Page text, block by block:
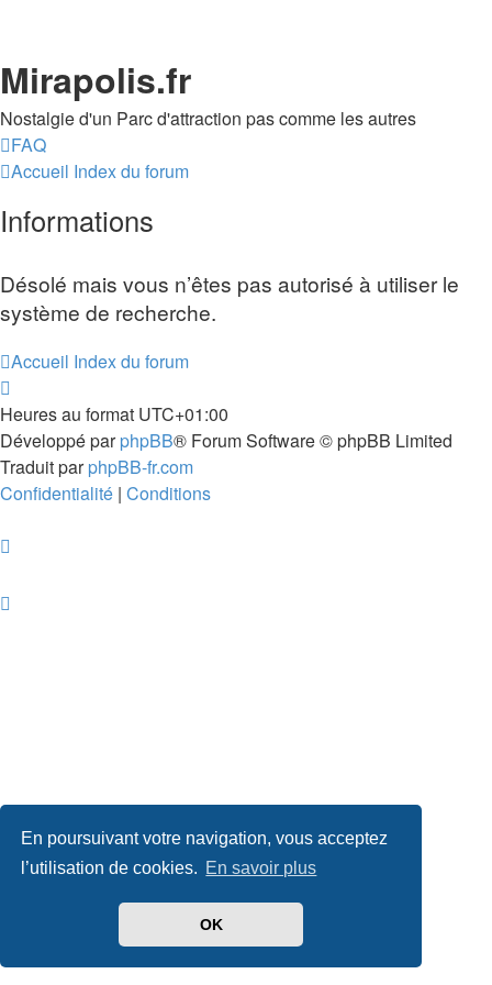
En poursuivant votre navigation, vous acceptez
l’utilisation de cookies. En savoir plus
OK
Mirapolis.fr
Nostalgie d'un Parc d'attraction pas comme les autres
FAQ
Accueil Index du forum
Informations
Désolé mais vous n’êtes pas autorisé à utiliser le
système de recherche.
Accueil Index du forum
Heures au format UTC+01:00
Développé parphpBB® Forum Software © phpBB Limited
Traduit parphpBB-fr.com
Confidentialité | Conditions